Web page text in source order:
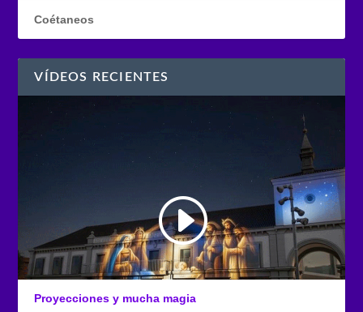
Coétaneos
VÍDEOS RECIENTES
Proyecciones y mucha magia